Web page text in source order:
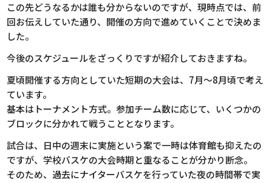
この先どうなるかは誰も分からないのですが、現時点では、前
回お伝えしていた通り、開催の方向で進めていくことで決めま
した。
今後のスケジュールをざっくりですが紹介しておきますね。
夏頃開催する方向としていた短期の大会は、7月〜8月頃で考え
ています。
基本はトーナメント方式。参加チーム数に応じて、いくつかの
ブロックに分かれて戦うこととなります。
試合は、日中の週末に実施という案で一時は体育館も抑えたの
ですが、学校バスケの大会時期と重なることが分かり断念。
そのため、過去にナイターバスケを行っていた夜の時間帯で実